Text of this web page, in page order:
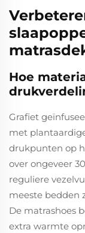
Hoe
Grafiet
met
drukpunten op
over ongeveer
reguliere
meeste bedden
De matrashoes
extra warmte